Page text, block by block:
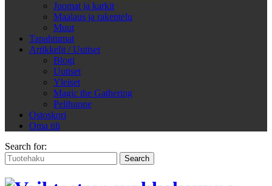
Juomat ja karkit
Maalaus ja rakentelu
Muut
Tapahtumat
Artikkelit / Uutiset
Blogi
Uutiset
Yleiset
Magic the Gathering
Pelihuone
Ostoskori
Oma tili
Search for: